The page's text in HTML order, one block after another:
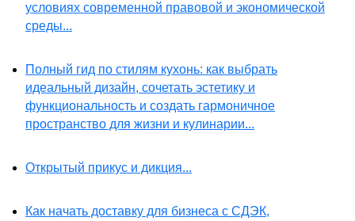
условиях современной правовой и экономической
среды...
Полный гид по стилям кухонь: как выбрать
идеальный дизайн, сочетать эстетику и
функциональность и создать гармоничное
пространство для жизни и кулинарии...
Открытый прикус и дикция...
Как начать доставку для бизнеса с СДЭК,